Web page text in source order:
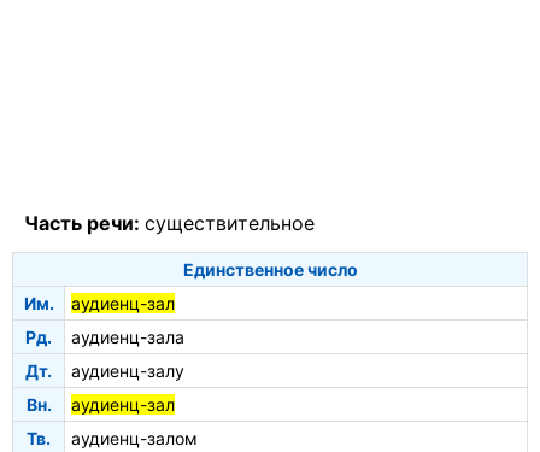
Часть речи: существительное
Единственное число
Им.
аудиенц-зал
Рд.
аудиенц-зала
Дт.
аудиенц-залу
Вн.
аудиенц-зал
Тв.
аудиенц-залом